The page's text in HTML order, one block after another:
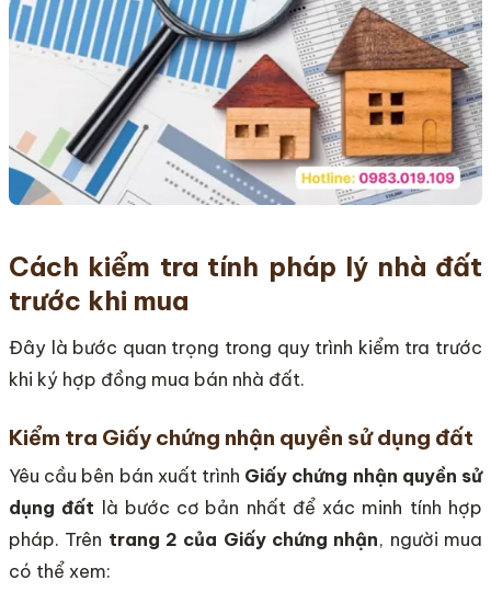
Cách kiểm tra tính pháp lý nhà đất
trước khi mua
Đây là bước quan trọng trong quy trình kiểm tra trước
khi ký hợp đồng mua bán nhà đất.
Kiểm tra Giấy chứng nhận quyền sử dụng đất
Yêu cầu bên bán xuất trình Giấy chứng nhận quyền sử
dụng đất là bước cơ bản nhất để xác minh tính hợp
pháp. Trên trang 2 của Giấy chứng nhận, người mua
có thể xem: